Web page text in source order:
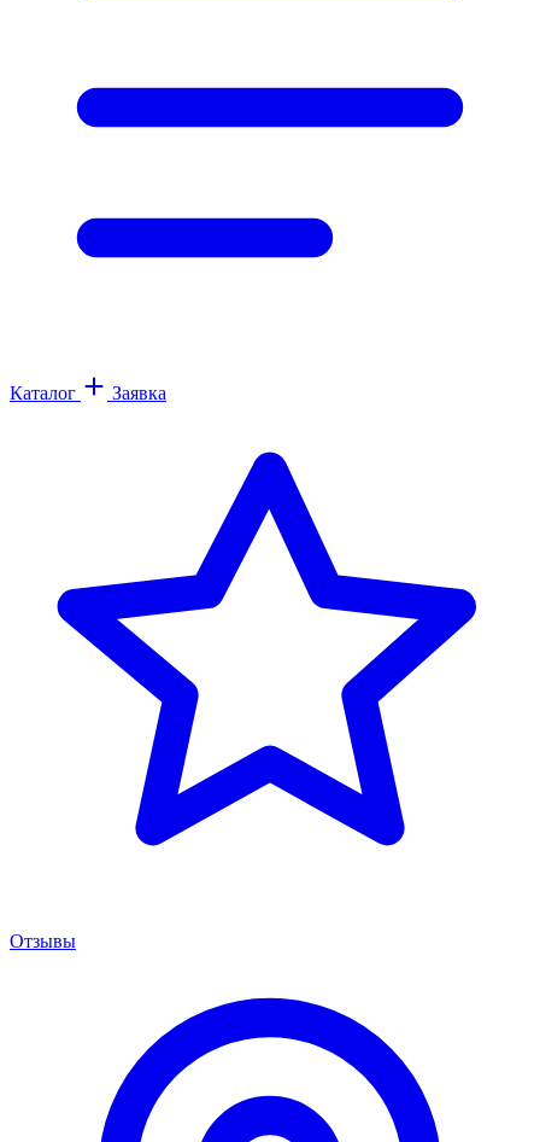
Каталог Заявка
Отзывы